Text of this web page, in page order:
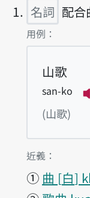
名詞 配合
第1項釋義的
用例：
山歌
san-ko
(山歌)
第1項釋義的
近義：
① 曲 白